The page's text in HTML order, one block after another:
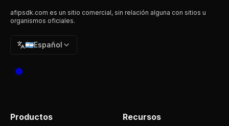
afipsdk.com es un sitio comercial, sin relación alguna con sitios u
organismos oficiales.
🇦🇷Español
Productos
Recursos